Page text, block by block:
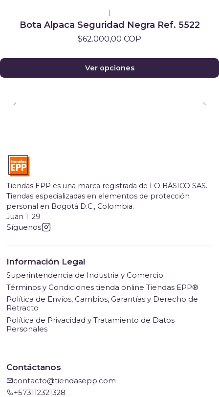
Bota Alpaca Seguridad Negra Ref. 5522
$62.000,00 COP
Ver opciones
Tiendas EPP es una marca registrada de LO BÁSICO SAS.
Tiendas especializadas en elementos de protección
personal en Bogotá D.C., Colombia.
Juan 1: 29
Síguenos
Información Legal
Superintendencia de Industria y Comercio
Términos y Condiciones tienda online Tiendas EPP®
Política de Envíos, Cambios, Garantías y Derecho de
Retracto
Política de Privacidad y Tratamiento de Datos
Personales
Contáctanos
contacto@tiendasepp.com
+573112321328